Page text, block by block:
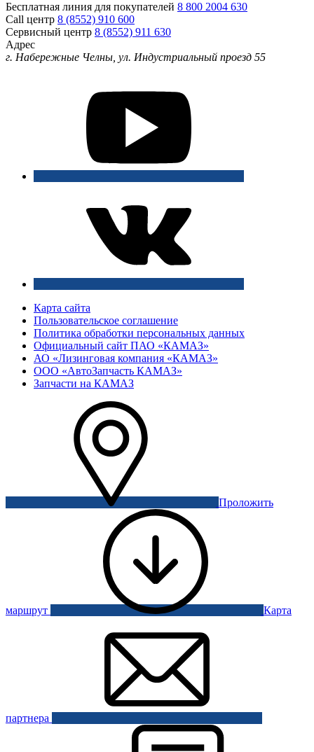
Бесплатная линия для покупателей 8 800 2004 630
Call центр 8 (8552) 910 600
Сервисный центр 8 (8552) 911 630
Адрес
г. Набережные Челны, ул. Индустриальный проезд 55
Карта сайта
Пользовательское соглашение
Политика обработки персональных данных
Официальный сайт ПАО «КАМАЗ»
АО «Лизинговая компания «КАМАЗ»
ООО «АвтоЗапчасть КАМАЗ»
Запчасти на КАМАЗ
Проложить
маршрут Карта
партнера